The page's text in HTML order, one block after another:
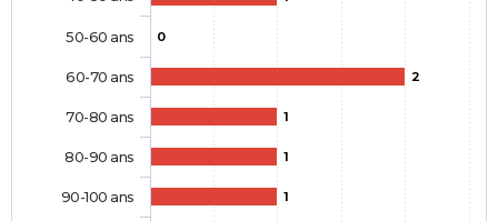
0
2
1
1
1
50-60 ans
60-70 ans
70-80 ans
80-90 ans
90-100 ans